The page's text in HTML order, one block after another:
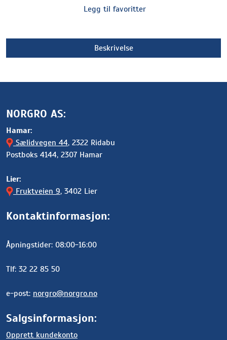
Legg til favoritter
Beskrivelse
NORGRO AS:
Hamar:
Sælidvegen 44, 2322 Ridabu
Postboks 4144, 2307 Hamar
Lier:
Fruktveien 9, 3402 Lier
Kontaktinformasjon:
Åpningstider: 08:00-16:00
Tlf: 32 22 85 50
e-post: norgro@norgro.no
Salgsinformasjon:
Opprett kundekonto